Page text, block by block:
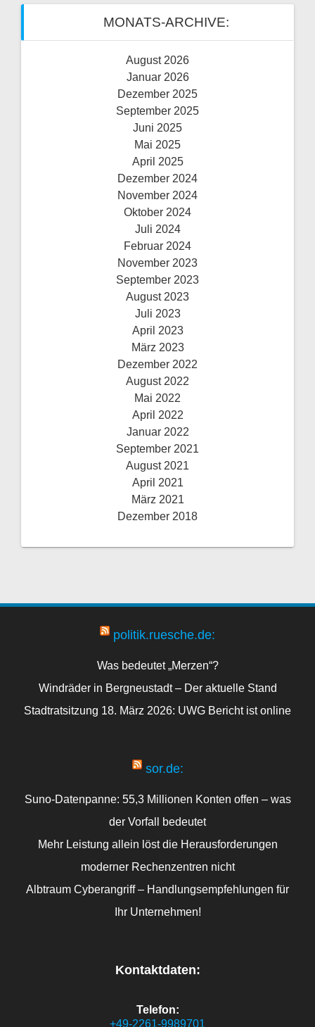
MONATS-ARCHIVE:
August 2026
Januar 2026
Dezember 2025
September 2025
Juni 2025
Mai 2025
April 2025
Dezember 2024
November 2024
Oktober 2024
Juli 2024
Februar 2024
November 2023
September 2023
August 2023
Juli 2023
April 2023
März 2023
Dezember 2022
August 2022
Mai 2022
April 2022
Januar 2022
September 2021
August 2021
April 2021
März 2021
Dezember 2018
politik.ruesche.de:
Was bedeutet „Merzen“?
Windräder in Bergneustadt – Der aktuelle Stand
Stadtratsitzung 18. März 2026: UWG Bericht ist online
sor.de:
Suno-Datenpanne: 55,3 Millionen Konten offen – was
der Vorfall bedeutet
Mehr Leistung allein löst die Herausforderungen
moderner Rechenzentren nicht
Albtraum Cyberangriff – Handlungsempfehlungen für
Ihr Unternehmen!
Kontaktdaten:
Telefon:
+49-2261-9989701